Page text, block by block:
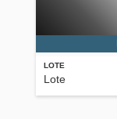
LOTE
Lote